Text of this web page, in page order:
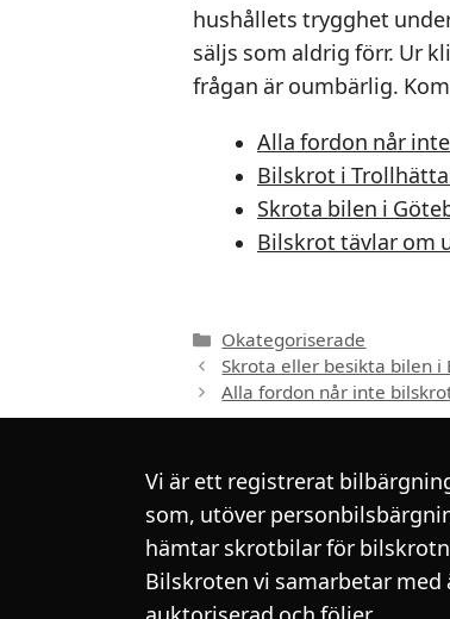
hushållets trygghet
säljs som aldrig förr. Ur
frågan är oumbärlig.
Alla fordon når
Bilskrot i
Skrota bilen i
Bilskrot tävlar om
Kategorier
Okategoriserade
Skrota eller besikta bilen i
Alla fordon når inte
Vi är ett registrerat
som, utöver
hämtar skrotbilar för
Bilskroten vi samarbetar med